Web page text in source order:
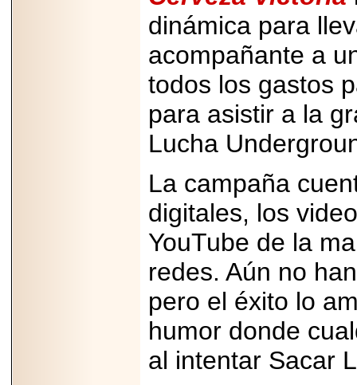
dinámica para
acompañante a
todos los gastos
para asistir a la
Lucha
La campaña
digitales, los
YouTube de la
redes. Aún no
pero el éxito lo
humor donde
al intentar Sacar